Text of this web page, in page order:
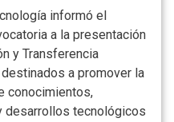
informó el
a la presentación
y Transferencia
a promover la
conocimientos,
desarrollos tecnológicos